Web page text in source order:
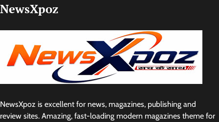
NewsXpoz
NewsXpoz is excellent for news, magazines, publishing and
review sites. Amazing, fast-loading modern magazines theme for